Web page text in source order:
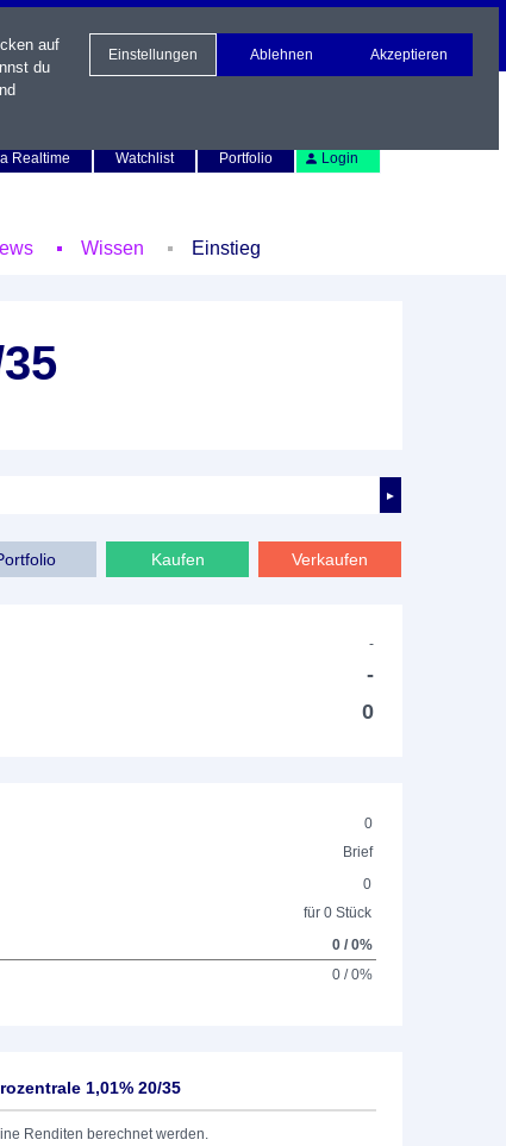
Realtime
Watchlist Portfolio Login
Wissen Einstieg
►
Verkaufen
Kaufen
-
-
0
0
Brief
0
für 0 Stück
0 / 0%
0 / 0%
1,01% 20/35
Renditen berechnet werden.
auf
du
Einstellungen Ablehnen Akzeptieren